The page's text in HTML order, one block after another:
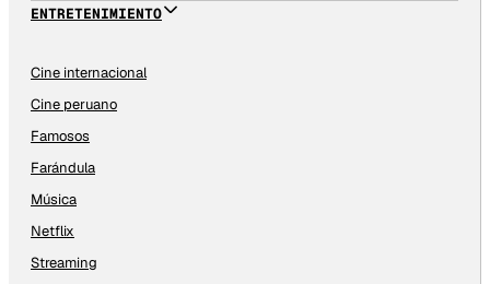
ENTRETENIMIENTO
Cine internacional
Cine peruano
Famosos
Farándula
Música
Netflix
Streaming